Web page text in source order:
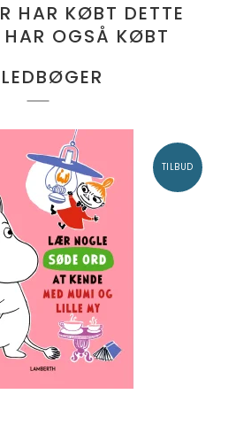
HAR KØBT DETTE
HAR OGSÅ KØBT
TILBUD